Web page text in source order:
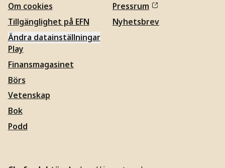
Om cookies
Tillgänglighet på EFN
Ändra datainställningar
Pressrum
Nyhetsbrev
Play
Finansmagasinet
Börs
Vetenskap
Bok
Podd